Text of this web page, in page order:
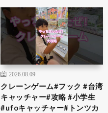
2026.08.09
クレーンゲーム#フック #台湾
キャッチャー#攻略 #小学生
#ufoキャッチャー#トンツカ